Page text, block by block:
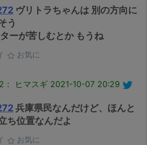
ヴリトラちゃんは 別の方向に
う
ーが苦しむとか もうね
お気に
： ヒマスギ 2021-10-07 20:29
兵庫県民なんだけど、ほんと
ち位置なんだよ
お気に